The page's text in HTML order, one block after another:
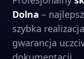
Dolna –
szybka
gwarancja